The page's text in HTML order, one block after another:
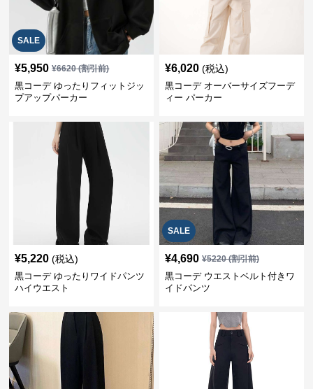
SALE
¥5,950 ¥6620(割引前)
黒コーデ ゆったりフィットジッ
プアップパーカー
¥6,020 (税込)
黒コーデ オーバーサイズフーデ
ィー パーカー
¥5,220 (税込)
黒コーデ ゆったりワイドパンツ
ハイウエスト
SALE
¥4,690 ¥5220(割引前)
黒コーデ ウエストベルト付きワ
イドパンツ